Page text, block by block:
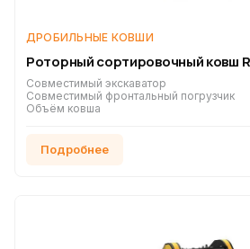
ДРОБИЛЬНЫЕ КОВШИ
Роторный сортировочный ковш
Совместимый экскаватор
Совместимый фронтальный погрузчик
Объём ковша
Подробнее